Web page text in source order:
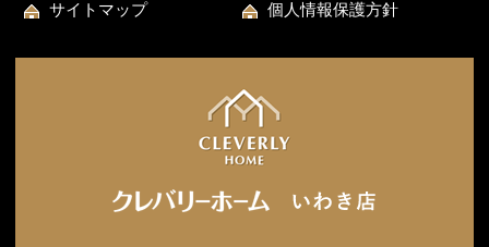
サイトマップ 個人情報保護方針